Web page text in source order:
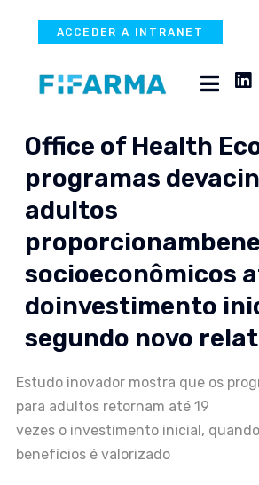
ACCEDER A INTRANET
Office of Health
programas
adultos
socioeconômicos
doinvestimento
segundo novo
Estudo inovador mostra que os
para adultos retornam até 19
vezes o investimento inicial,
benefícios é valorizado